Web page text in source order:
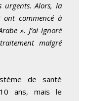
urgents. Alors, la
commencé à
». J’ai ignoré
malgré
de santé
ans, mais le